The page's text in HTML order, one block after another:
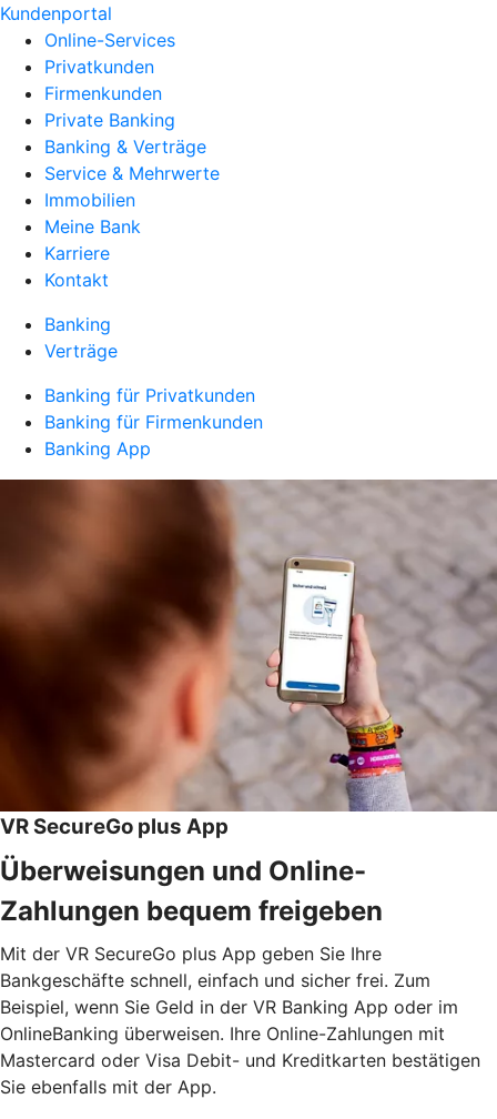
Kundenportal
Online-Services
Privatkunden
Firmenkunden
Private Banking
Banking & Verträge
Service & Mehrwerte
Immobilien
Meine Bank
Karriere
Kontakt
Banking
Verträge
Banking für Privatkunden
Banking für Firmenkunden
Banking App
VR SecureGo plus App
Überweisungen und Online-
Zahlungen bequem freigeben
Mit der VR SecureGo plus App geben Sie Ihre
Bankgeschäfte schnell, einfach und sicher frei. Zum
Beispiel, wenn Sie Geld in der VR Banking App oder im
OnlineBanking überweisen. Ihre Online-Zahlungen mit
Mastercard oder Visa Debit- und Kreditkarten bestätigen
Sie ebenfalls mit der App.